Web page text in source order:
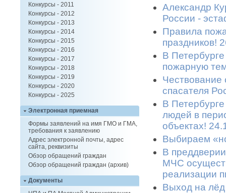
Конкурсы - 2011
Конкурсы - 2012
Конкурсы - 2013
Конкурсы - 2014
Конкурсы - 2015
Конкурсы - 2016
Конкурсы - 2017
Конкурсы - 2018
Конкурсы - 2019
Конкурсы - 2020
Конкурсы - 2025
Электронная приемная
Формы заявлений на имя ГМО и ГМА,
требования к заявлению
Адрес электронной почты, адрес
сайта, реквизиты
Обзор обращений граждан
Обзор обращений граждан (архив)
Документы
Александр
России -
Правила
праздников!
В
пожарную
Чествование
спасателя
В
людей в
объектах!
Выбираем
В преддверии
МЧС
реализации
Выход на